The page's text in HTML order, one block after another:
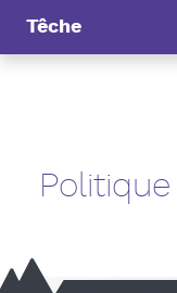
Têche